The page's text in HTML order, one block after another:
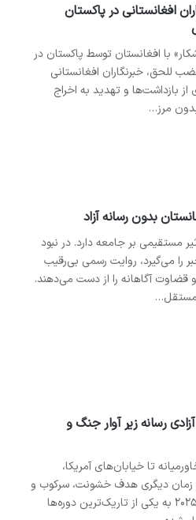
افغانستانی در پاکستان
با افغانستان توسط پاکستان در
للحق، خبرنگاران افغانستانی
بازداشت‌ها و تهدید به اخراج
مرز…
بدون رسانه آزاد
مستقیمی بر جامعه دارد. در نبود
را می‌گیرد، روایت رسمی بی‌رقیب
آگاهانه را از دست می‌دهند.
مستقل…
رسانه زیر آوار جنگ و
تا خیابان‌های آمریکا،
۲۰۲۵ بیش از هر زمان دیگری هدف خشونت، سرکوب و
فشارهای سیاسی قرار گرفتند. سال ۲۰۲۵ به یکی از تاریک‌ترین دوره‌ها